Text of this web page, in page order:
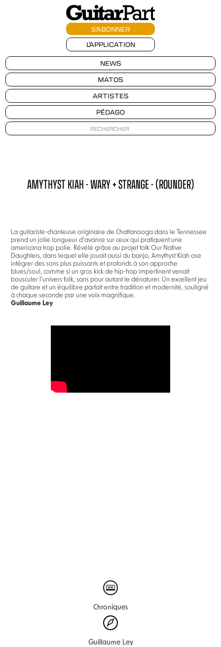
S'ABONNER
L'APPLICATION
NEWS
MATOS
ARTISTES
PÉDAGO
AMYTHYST KIAH - WARY + STRANGE - (ROUNDER)
La guitariste-chanteuse originaire de Chattanooga dans le Tennessee
prend un jolie longueur d’avance sur ceux qui pratiquent une
americana trop polie. Révélé grâce au projet folk Our Native
Daughters, dans lequel elle jouait aussi du banjo, Amythyst Kiah ose
intégrer des sons plus puissants et profonds à son approche
blues/soul, comme si un gros kick de hip-hop impertinent venait
bousculer l’univers folk, sans pour autant le dénaturer. Un excellent jeu
de guitare et un équilibre parfait entre tradition et modernité, souligné
à chaque seconde par une voix magnifique.
Guillaume Ley
Chroniques
Guillaume Ley